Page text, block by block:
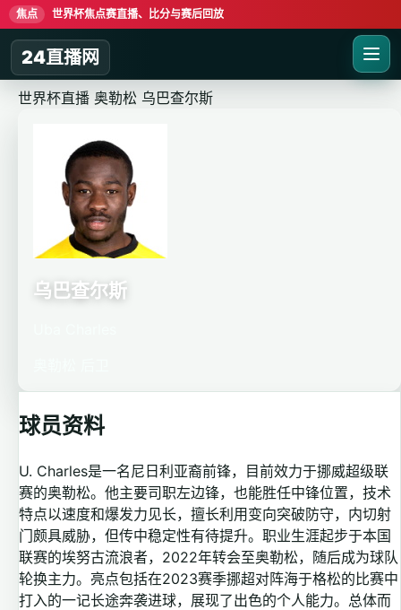
焦点 世界杯焦点赛直播、比分与赛后回放
24直播网
世界杯直播 奥勒松 乌巴查尔斯
乌巴查尔斯
球员资料
U. Charles是一名尼日利亚裔前锋，目前效力于挪威超级联
赛的奥勒松。他主要司职左边锋，也能胜任中锋位置，技术
特点以速度和爆发力见长，擅长利用变向突破防守，内切射
门颇具威胁，但传中稳定性有待提升。职业生涯起步于本国
联赛的埃努古流浪者，2022年转会至奥勒松，随后成为球队
轮换主力。亮点包括在2023赛季挪超对阵海于格松的比赛中
打入的一记长途奔袭进球，展现了出色的个人能力。总体而